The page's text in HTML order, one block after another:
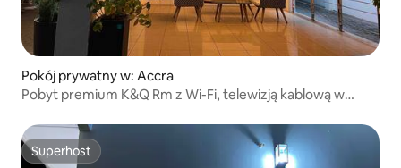
Pokój prywatny w: Accra
Pobyt premium K&Q Rm z Wi-Fi, telewizją kablową w
Superhost
Superhost